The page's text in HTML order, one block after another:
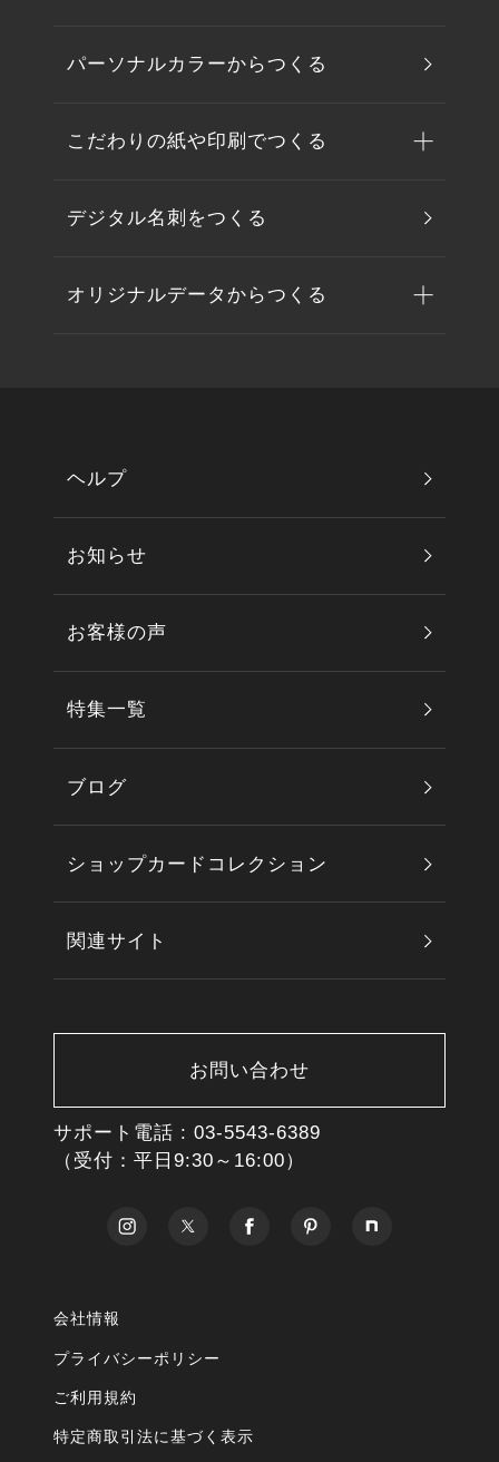
パーソナルカラーからつくる
こだわりの紙や印刷でつくる
デジタル名刺をつくる
オリジナルデータからつくる
ヘルプ
お知らせ
お客様の声
特集一覧
ブログ
ショップカードコレクション
関連サイト
お問い合わせ
サポート電話 : 03-5543-6389
（受付：平日9:30～16:00）
会社情報
プライバシーポリシー
ご利用規約
特定商取引法に基づく表示